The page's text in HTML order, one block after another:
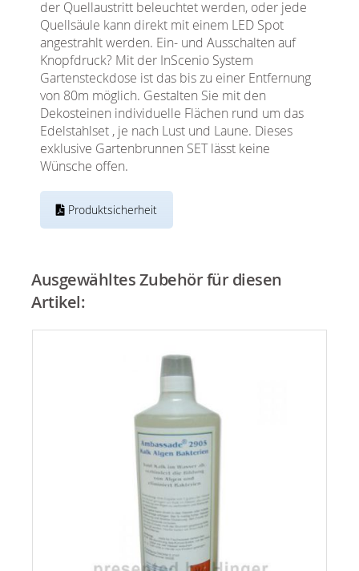
der Quellaustritt beleuchtet werden, oder jede
Quellsäule kann direkt mit einem LED Spot
angestrahlt werden. Ein- und Ausschalten auf
Knopfdruck? Mit der InScenio System
Gartensteckdose ist das bis zu einer Entfernung
von 80m möglich. Gestalten Sie mit den
Dekosteinen individuelle Flächen rund um das
Edelstahlset , je nach Lust und Laune. Dieses
exklusive Gartenbrunnen SET lässt keine
Wünsche offen.
Produktsicherheit
Ausgewähltes Zubehör für diesen
Artikel: